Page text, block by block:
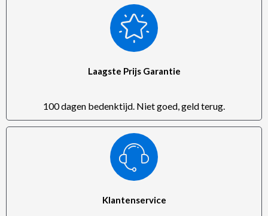
Laagste Prijs Garantie
100 dagen bedenktijd. Niet goed, geld terug.
Klantenservice